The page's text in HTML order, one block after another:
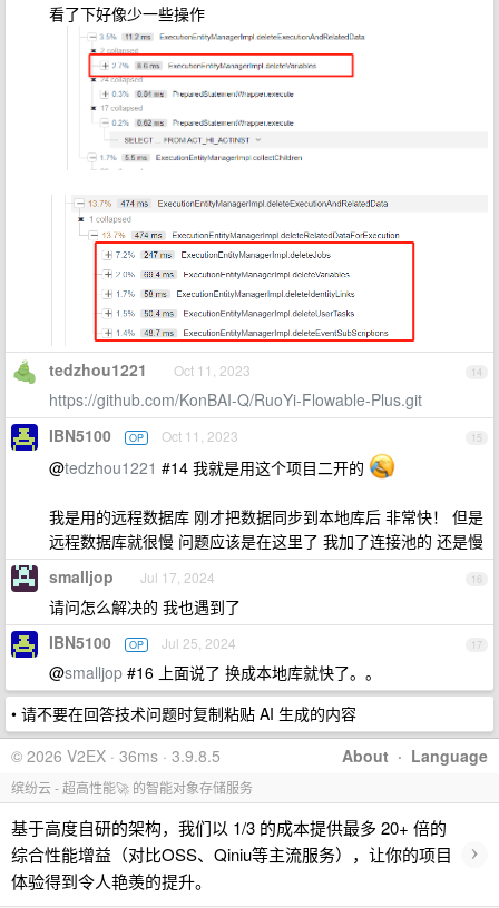
看了下好像少一些操作
14
tedzhou1221 Oct 11, 2023
https://github.com/KonBAI-Q/RuoYi-Flowable-Plus.git
15
IBN5100 OP Oct 11, 2023
@tedzhou1221 #14 我就是用这个项目二开的
我是用的远程数据库 刚才把数据同步到本地库后 非常快！ 但是
远程数据库就很慢 问题应该是在这里了 我加了连接池的 还是慢
16
smalljop Jul 17, 2024
请问怎么解决的 我也遇到了
17
IBN5100 OP Jul 25, 2024
@smalljop #16 上面说了 换成本地库就快了。。
• 请不要在回答技术问题时复制粘贴 AI 生成的内容
About · Language
© 2026 V2EX · 36ms · 3.9.8.5
缤纷云 - 超高性能🚀 的智能对象存储服务
基于高度自研的架构，我们以 1/3 的成本提供最多 20+ 倍的
综合性能增益（对比OSS、Qiniu等主流服务），让你的项目
体验得到令人艳羡的提升。
›